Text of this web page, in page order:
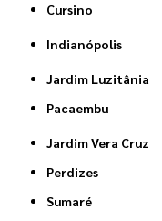
Cursino
Indianópolis
Jardim Luzitânia
Pacaembu
Jardim Vera Cruz
Perdizes
Sumaré